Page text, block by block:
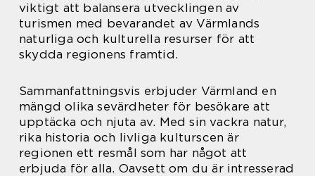
viktigt att balansera utvecklingen av
turismen med bevarandet av Värmlands
naturliga och kulturella resurser för att
skydda regionens framtid.
Sammanfattningsvis erbjuder Värmland en
mängd olika sevärdheter för besökare att
upptäcka och njuta av. Med sin vackra natur,
rika historia och livliga kulturscen är
regionen ett resmål som har något att
erbjuda för alla. Oavsett om du är intresserad